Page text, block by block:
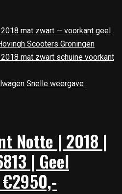
Snelle weergave
Notte | 2018 |
| Geel